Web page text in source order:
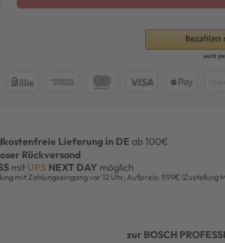
Lieferung in DE ab 100€
Rückversand
mit UPS NEXT DAY möglich
mit Zahlungseingang vor 12 Uhr, Aufpreis: 9,99€ (Zustellung
zur BOSCH